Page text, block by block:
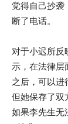
觉得自己抄袭
断了电话。
对于小迟所反
示，在法律层
之后，可以进
但她保存了双
如果李先生无